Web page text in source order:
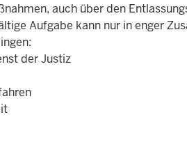
auch über den
Aufgabe kann nur in enger
der Justiz